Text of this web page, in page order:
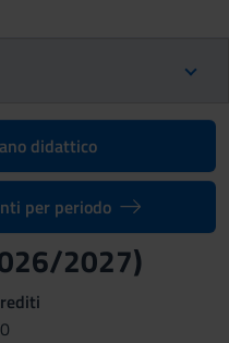
didattico
per periodo
2027)